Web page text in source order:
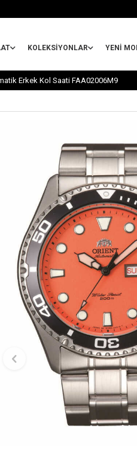
KOLEKSIYONLAR YENİ
Erkek Kol Saati FAA02006M9